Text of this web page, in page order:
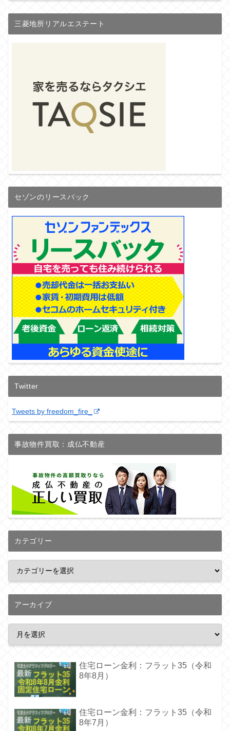
三菱地所リアルエステート
セゾンのリースバック
Twitter
Tweets by freedom_fire_
事故物件買取：成仏不動産
カテゴリー
アーカイブ
住宅ローン金利：フラット35（令和
8年8月）
住宅ローン金利：フラット35（令和
8年7月）